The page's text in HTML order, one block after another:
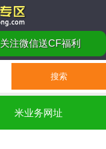
关注微信送CF福利
米业务网址